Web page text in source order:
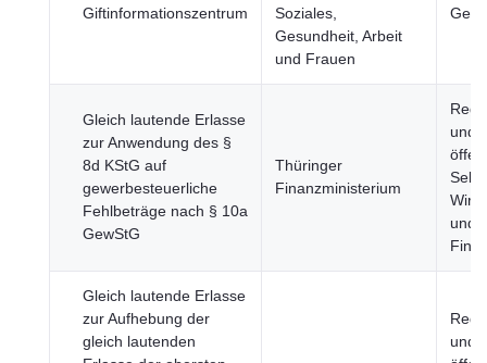
Giftinformationszentrum
Soziales,
Gesundheit, Arbeit
und Frauen
Gleich lautende Erlasse
zur Anwendung des §
8d KStG auf
gewerbesteuerliche
Fehlbeträge nach § 10a
GewStG
Thüringer
Finanzministerium
und
und
Gleich lautende Erlasse
zur Aufhebung der
gleich lautenden
und